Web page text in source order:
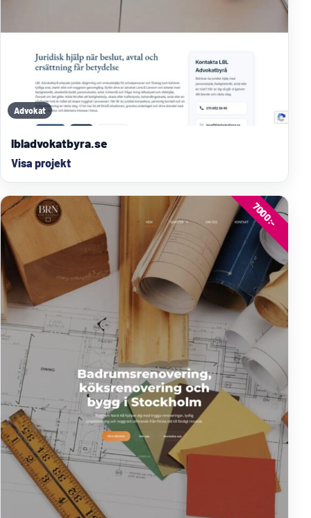
Advokat
lbladvokatbyra.se
Visa projekt
7000:-